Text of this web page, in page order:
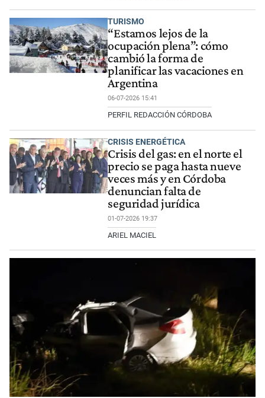
TURISMO
“Estamos lejos de la
ocupación plena”: cómo
cambió la forma de
planificar las vacaciones en
Argentina
06-07-2026 15:41
PERFIL REDACCIÓN CÓRDOBA
CRISIS ENERGÉTICA
Crisis del gas: en el norte el
precio se paga hasta nueve
veces más y en Córdoba
denuncian falta de
seguridad jurídica
01-07-2026 19:37
ARIEL MACIEL